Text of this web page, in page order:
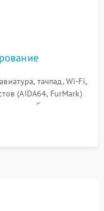
тачпад, Wi-Fi,
(AIDA64, FurMark)
и стабильности